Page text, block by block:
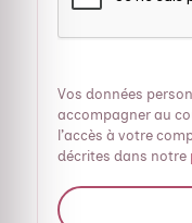
Vos données
accompagner au
l’accès à votre
décrites dans notre